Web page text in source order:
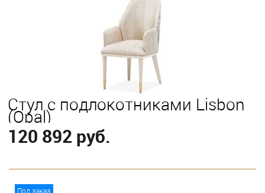
Стул с подлокотниками Lisbon
(Opal)
120 892 руб.
Под заказ